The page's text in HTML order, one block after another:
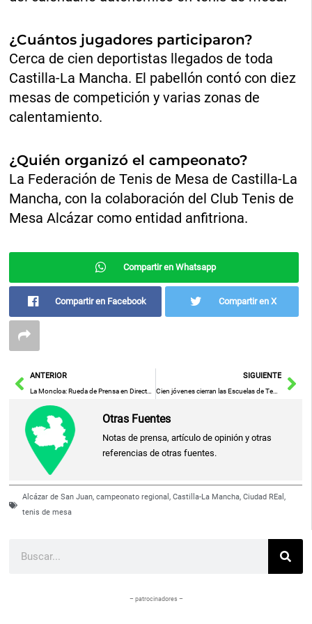
¿Cuántos jugadores participaron?
Cerca de cien deportistas llegados de toda
Castilla-La Mancha. El pabellón contó con diez
mesas de competición y varias zonas de
calentamiento.
¿Quién organizó el campeonato?
La Federación de Tenis de Mesa de Castilla-La
Mancha, con la colaboración del Club Tenis de
Mesa Alcázar como entidad anfitriona.
Compartir en Whatsapp
Compartir en Facebook Compartir en X
AntANTERIOR
La Moncloa: Rueda de Prensa en Directo Tras el Consejo de Ministros
SIGUIENTE
Cien jóvenes cierran las Escuelas de Tecnificación FBCLM en Criptana
Otras Fuentes
Notas de prensa, artículo de opinión y otras
referencias de otras fuentes.
Alcázar de San Juan,campeonato regional,Castilla-La Mancha,Ciudad REal,
tenis de mesa
– patrocinadores –